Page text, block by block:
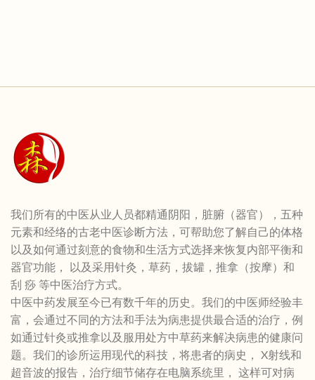
我们所有的中医从业人员都精通阴阳，脏腑（器官），五种
元素和经络的古老中医诊断方法，可帮助您了解自己的体格
以及如何通过刻意的食物和生活方式选择来恢复内部平衡和
器官功能， 以及采用针灸，草药，拔罐，推拿（按摩）和
刮 痧 等中医治疗方式。
中医中药发展至今已有数千年的历史。我们的中医师经验丰
富，会通过不同的方法和手法为病患提供最合适的治疗，例
如通过针灸或推拿以及服用处方中草药来解决病患的健康问
题。我们的诊所运用现代的科技，将患者的病史， X射线和
超音波的报告，治疗细节储存在电脑系统里， 这样可对病